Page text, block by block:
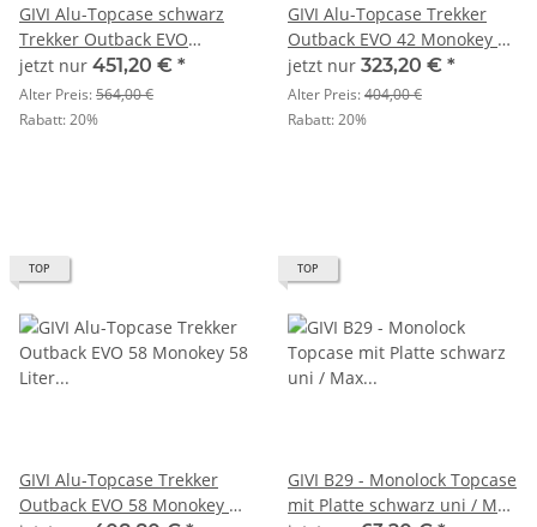
GIVI Alu-Topcase schwarz
Trekker Outback EVO
Monokey 58 Liter / SMART
SECURITY LOCK
jetzt nur 451,20 € *
Alter Preis:564,00 €
Rabatt:20%
GIVI Alu-Topcase Trekker
Outback EVO 42 Monokey 42
Liter / SMART SECURITY
LOCK
jetzt nur 323,20 € *
Alter Preis:404,00 €
Rabatt:20%
TOP
GIVI Alu-Topcase Trekker
Outback EVO 58 Monokey 58
TOP
GIVI B29 - Monolock Topcase
mit Platte schwarz uni / Max